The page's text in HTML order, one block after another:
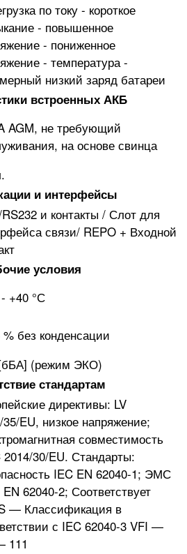
по току - короткое
- повышенное
- пониженное
- температура -
низкий заряд батареи
встроенных АКБ
AGM, не требующий
на основе свинца
и интерфейсы
и контакты / Слот для
связи/ REPO + Входной
условия
+40 °С
% без конденсации
(режим ЭКО)
стандартам
директивы: LV
35/EU, низкое напряжение;
совместимость
2014/30/EU. Стандарты:
IEC EN 62040-1; ЭМС
62040-2; Соответствует
— Классификация в
с IEC 62040-3 VFI —
111